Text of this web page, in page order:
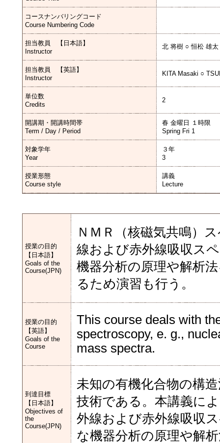
コースナンバリングコード
Course Numbering Code
担当教員 【日本語】
Instructor
北 将樹 ○ 恒松 雄太
担当教員 【英語】
Instructor
KITA Masaki ○
単位数
Credits
2
開講期・開講時間帯
Term / Day / Period
春 金曜日 １時限
Spring Fri 1
対象学年
Year
３年
3
授業形態
Course style
講義
Lecture
授業の目的
【日本語】
Goals of the
Course(JPN)
ＮＭＲ（核磁気共鳴）
線および赤外線吸収ス
機器分析の原理や解析
るため演習も行う。
授業の目的
【英語】
Goals of the
Course
This course deals with
spectroscopy, e. g.,
mass spectra.
到達目標
【日本語】
Objectives of
the
Course(JPN)
未知の有機化合物の構
技術である。本講義に
外線および赤外線吸収
な機器分析の原理や解